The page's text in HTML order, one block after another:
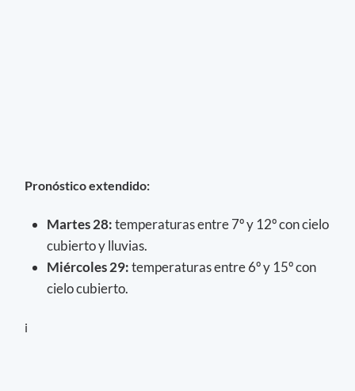
Pronóstico extendido:
Martes 28:temperaturas entre 7º y 12º con cielo
cubierto y lluvias.
Miércoles 29:temperaturas entre 6º y 15º con
cielo cubierto.
i